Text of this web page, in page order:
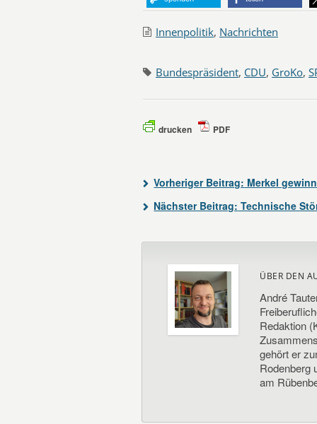
Innenpolitik, Nachrichten
Bundespräsident, CDU, GroKo,
drucken PDF
Vorheriger Beitrag: Merkel
Nächster Beitrag: Technische
ÜBER DEN
André
Redaktion
gehört er
Rodenberg
am